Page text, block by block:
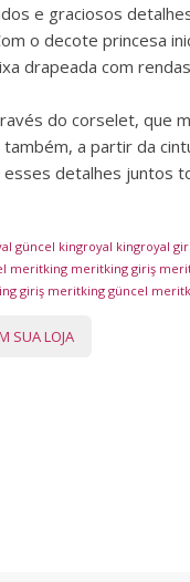
e graciosos
o decote princesa
drapeada com
do corselet, que
a partir da
detalhes juntos
güncel kingroyal kingroyal
meritking meritking giriş
giriş meritking güncel
SUA LOJA